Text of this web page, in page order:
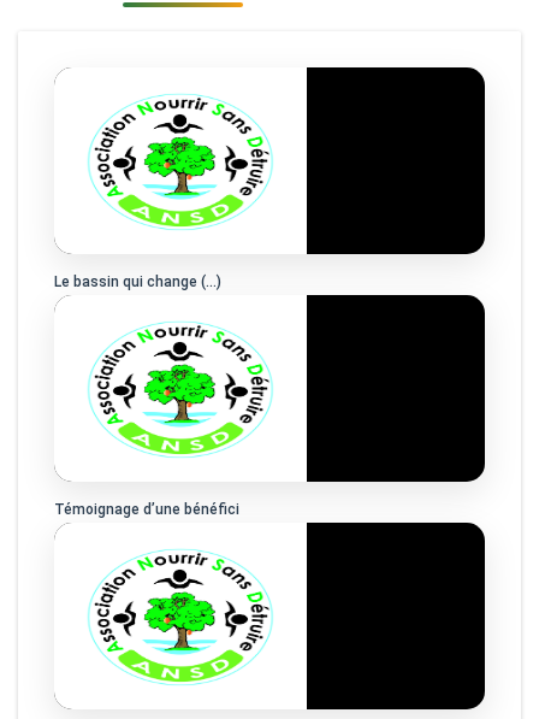
Le bassin qui change (…)
Témoignage d’une bénéfici